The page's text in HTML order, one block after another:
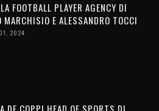
FOOTBALL PLAYER AGENCY DI
MARCHISIO E ALESSANDRO TOCCI
2024